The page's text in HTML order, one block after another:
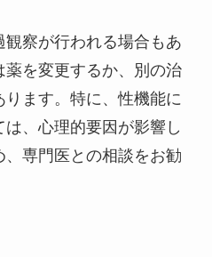
察が行われる場合もあ
薬を変更するか、別の治
ます。特に、性機能に
、心理的要因が影響し
専門医との相談をお勧